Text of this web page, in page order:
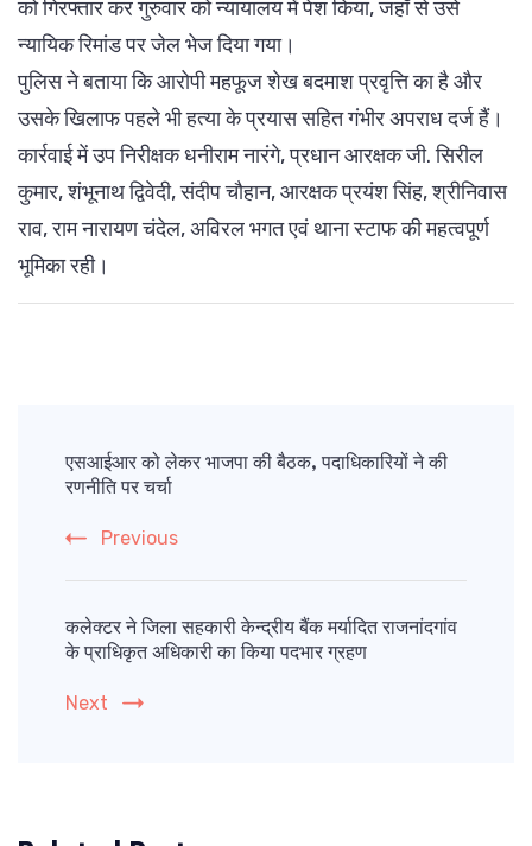
को गिरफ्तार कर गुरुवार को न्यायालय में पेश किया, जहाँ से उसे
न्यायिक रिमांड पर जेल भेज दिया गया।
पुलिस ने बताया कि आरोपी महफूज शेख बदमाश प्रवृत्ति का है और
उसके खिलाफ पहले भी हत्या के प्रयास सहित गंभीर अपराध दर्ज हैं।
कार्रवाई में उप निरीक्षक धनीराम नारंगे, प्रधान आरक्षक जी. सिरील
कुमार, शंभूनाथ द्विवेदी, संदीप चौहान, आरक्षक प्रयंश सिंह, श्रीनिवास
राव, राम नारायण चंदेल, अविरल भगत एवं थाना स्टाफ की महत्वपूर्ण
भूमिका रही।
Navigation
एसआईआर को लेकर भाजपा की बैठक, पदाधिकारियों ने की
रणनीति पर चर्चा
Previous
कलेक्टर ने जिला सहकारी केन्द्रीय बैंक मर्यादित राजनांदगांव
के प्राधिकृत अधिकारी का किया पदभार ग्रहण
Next